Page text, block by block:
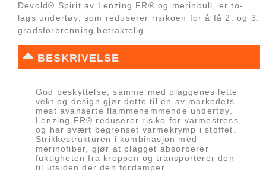
Devold® Spirit av Lenzing FR® og merinoull, er to-
lags undertøy, som reduserer risikoen for å få 2. og 3.
gradsforbrenning betraktelig.
BESKRIVELSE
God beskyttelse, samme med plaggenes lette
vekt og design gjør dette til en av markedets
mest avanserte flammehemmende undertøy.
Lenzing FR® reduserer risiko for varmestress,
og har svært begrenset varmekrymp i stoffet.
Strikkestrukturen i kombinasjon med
merinofiber, gjør at plagget absorberer
fuktigheten fra kroppen og transporterer den
til utsiden der den fordamper.